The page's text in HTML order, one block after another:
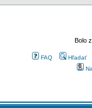
Bolo
FAQ Hľadať